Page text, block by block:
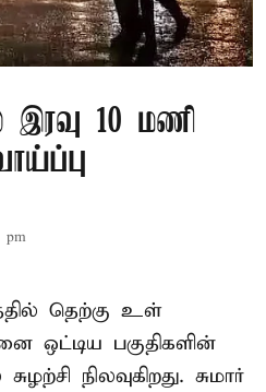
இரவு 10 மணி
pm
தெற்கு உள்
ஒட்டிய பகுதிகளின்
நிலவுகிறது. சுமார்